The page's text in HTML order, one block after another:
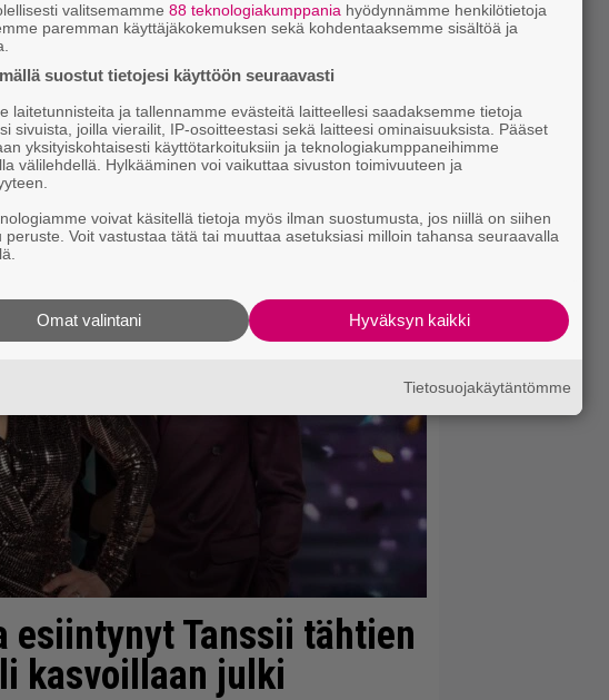
palvelua ravintolassa
asiaan
esiintynyt Tanssii tähtien
kasvoillaan julki
valitsemamme 88 teknologiakumppania hyödynnämme henkilötietoja
paremman käyttäjäkokemuksen sekä kohdentaaksemme sisältöä ja
suostut tietojesi käyttöön seuraavasti
laitetunnisteita ja tallennamme evästeitä laitteellesi saadaksemme tietoja
sivuista, joilla vierailit, IP-osoitteestasi sekä laitteesi ominaisuuksista. Pääset
yksityiskohtaisesti käyttötarkoituksiin ja teknologiakumppaneihimme
välilehdellä. Hylkääminen voi vaikuttaa sivuston toimivuuteen ja
voivat käsitellä tietoja myös ilman suostumusta, jos niillä on siihen
peruste. Voit vastustaa tätä tai muuttaa asetuksiasi milloin tahansa seuraavalla
Hyväksyn kaikki
Omat valintani
Tietosuojakäytäntömme